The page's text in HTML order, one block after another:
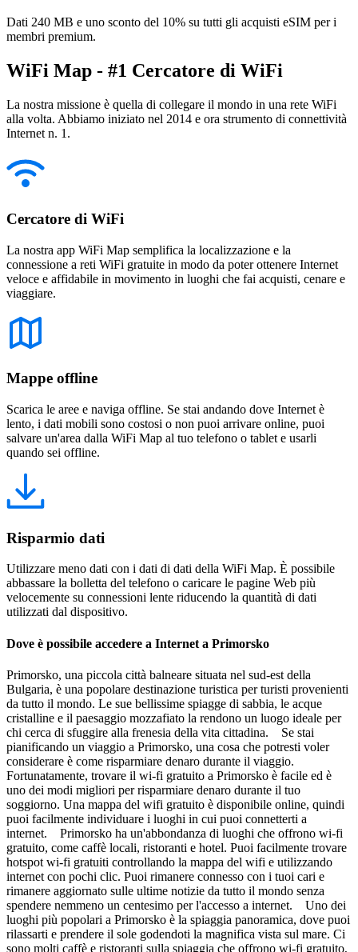
Dati 240 MB e uno sconto del 10% su tutti gli acquisti eSIM per i
membri premium.
WiFi Map - #1 Cercatore di WiFi
La nostra missione è quella di collegare il mondo in una rete WiFi
alla volta. Abbiamo iniziato nel 2014 e ora strumento di connettività
Internet n. 1.
Cercatore di WiFi
La nostra app WiFi Map semplifica la localizzazione e la
connessione a reti WiFi gratuite in modo da poter ottenere Internet
veloce e affidabile in movimento in luoghi che fai acquisti, cenare e
viaggiare.
Mappe offline
Scarica le aree e naviga offline. Se stai andando dove Internet è
lento, i dati mobili sono costosi o non puoi arrivare online, puoi
salvare un'area dalla WiFi Map al tuo telefono o tablet e usarli
quando sei offline.
Risparmio dati
Utilizzare meno dati con i dati di dati della WiFi Map. È possibile
abbassare la bolletta del telefono o caricare le pagine Web più
velocemente su connessioni lente riducendo la quantità di dati
utilizzati dal dispositivo.
Dove è possibile accedere a Internet a Primorsko
Primorsko, una piccola città balneare situata nel sud-est della
Bulgaria, è una popolare destinazione turistica per turisti provenienti
da tutto il mondo. Le sue bellissime spiagge di sabbia, le acque
cristalline e il paesaggio mozzafiato la rendono un luogo ideale per
chi cerca di sfuggire alla frenesia della vita cittadina. Se stai
pianificando un viaggio a Primorsko, una cosa che potresti voler
considerare è come risparmiare denaro durante il viaggio.
Fortunatamente, trovare il wi-fi gratuito a Primorsko è facile ed è
uno dei modi migliori per risparmiare denaro durante il tuo
soggiorno. Una mappa del wifi gratuito è disponibile online, quindi
puoi facilmente individuare i luoghi in cui puoi connetterti a
internet. Primorsko ha un'abbondanza di luoghi che offrono wi-fi
gratuito, come caffè locali, ristoranti e hotel. Puoi facilmente trovare
hotspot wi-fi gratuiti controllando la mappa del wifi e utilizzando
internet con pochi clic. Puoi rimanere connesso con i tuoi cari e
rimanere aggiornato sulle ultime notizie da tutto il mondo senza
spendere nemmeno un centesimo per l'accesso a internet. Uno dei
luoghi più popolari a Primorsko è la spiaggia panoramica, dove puoi
rilassarti e prendere il sole godendoti la magnifica vista sul mare. Ci
sono molti caffè e ristoranti sulla spiaggia che offrono wi-fi gratuito,